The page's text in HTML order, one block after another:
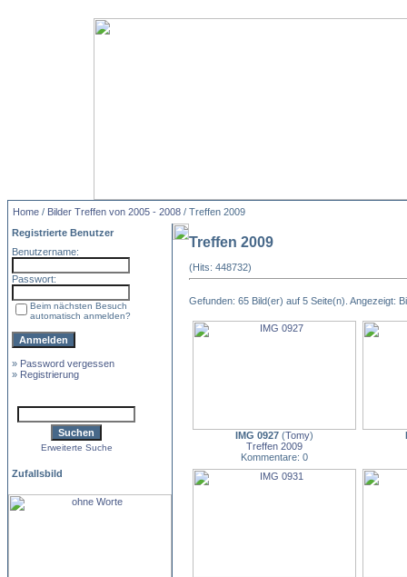
Home / Bilder Treffen von 2005 - 2008 / Treffen 2009
Registrierte Benutzer
Benutzername:
Passwort:
Beim nächsten Besuch
automatisch anmelden?
» Password vergessen
» Registrierung
Erweiterte Suche
Zufallsbild
Treffen 2009
(Hits: 448732)
Gefunden: 65 Bild(er) auf 5 Seite(n). Angezeigt:
IMG 0927 (Tomy)
Treffen 2009
Kommentare: 0